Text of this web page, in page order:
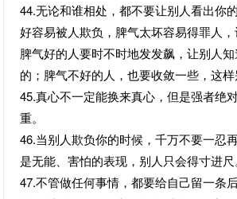
44.无论和谁相处，都不要让别人看出你
好容易被人欺负，脾气太坏容易得罪人
脾气好的人要时不时地发发飙，让别人
的；脾气不好的人，也要收敛一些，这样
45.真心不一定能换来真心，但是强者绝
重。
46.当别人欺负你的时候，千万不要一忍
是无能、害怕的表现，别人只会得寸进尺
47.不管做任何事情，都要给自己留一条